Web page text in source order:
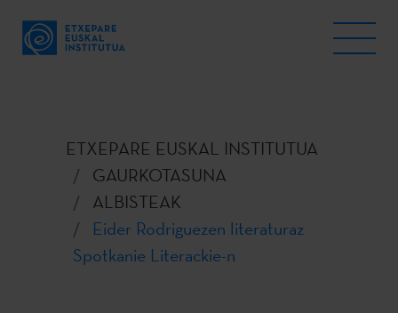
ETXEPARE EUSKAL INSTITUTUA
GAURKOTASUNA
ALBISTEAK
Eider Rodriguezen literaturaz
Spotkanie Literackie-n